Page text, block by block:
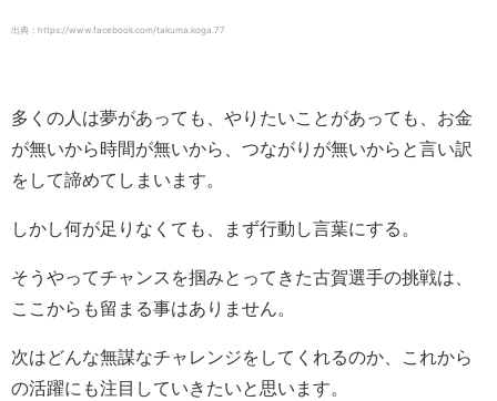
出典：https://www.facebook.com/takuma.koga.77
多くの人は夢があっても、やりたいことがあっても、お金
が無いから時間が無いから、つながりが無いからと言い訳
をして諦めてしまいます。
しかし何が足りなくても、まず行動し言葉にする。
そうやってチャンスを掴みとってきた古賀選手の挑戦は、
ここからも留まる事はありません。
次はどんな無謀なチャレンジをしてくれるのか、これから
の活躍にも注目していきたいと思います。